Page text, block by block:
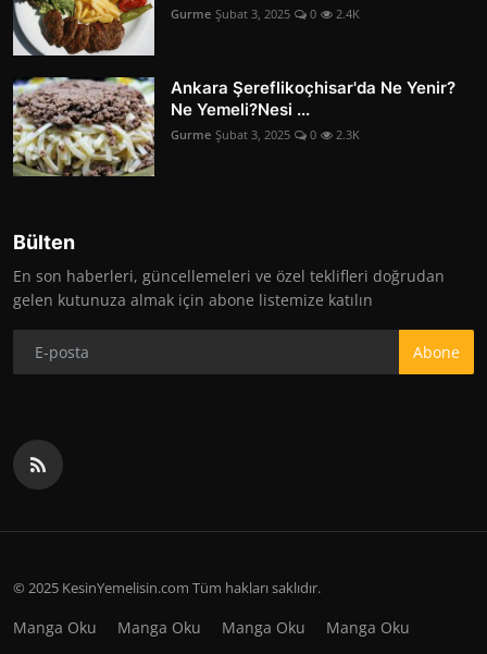
Gurme Şubat 3, 2025 0 2.4K
Ankara Şereflikoçhisar'da Ne Yenir?
Ne Yemeli?Nesi ...
Gurme Şubat 3, 2025 0 2.3K
Bülten
En son haberleri, güncellemeleri ve özel teklifleri doğrudan
gelen kutunuza almak için abone listemize katılın
Abone
© 2025 KesinYemelisin.com Tüm hakları saklıdır.
Manga Oku Manga Oku Manga Oku Manga Oku